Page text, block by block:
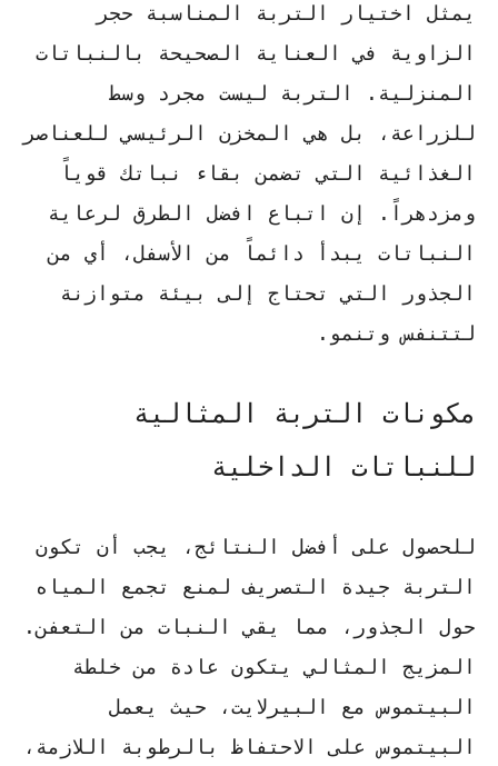
يمثل اختيار التربة المناسبة حجر
الزاوية في
العناية الصحيحة بالنباتات
المنزلية . التربة ليست مجرد وسط
للزراعة، بل هي المخزن الرئيسي للعناصر
الغذائية التي تضمن بقاء نباتك قوياً
ومزدهراً. إن اتباع
افضل الطرق لرعاية
النباتات يبدأ دائماً من الأسفل، أي من
الجذور التي تحتاج إلى بيئة متوازنة
لتتنفس وتنمو.
مكونات التربة المثالية
للنباتات الداخلية
للحصول على أفضل النتائج، يجب أن تكون
التربة جيدة التصريف لمنع تجمع المياه
حول الجذور، مما يقي النبات من التعفن.
المزيج المثالي يتكون عادة من خلطة
البيتموس مع البيرلايت، حيث يعمل
البيتموس على الاحتفاظ بالرطوبة اللازمة،